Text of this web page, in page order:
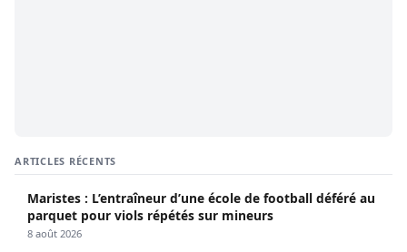
ARTICLES RÉCENTS
Maristes : L’entraîneur d’une école de football déféré au
parquet pour viols répétés sur mineurs
8 août 2026